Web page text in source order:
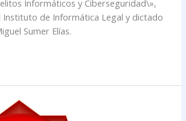
Informáticos y Ciberseguridad\»,
de Informática Legal y dictado
Sumer Elías.